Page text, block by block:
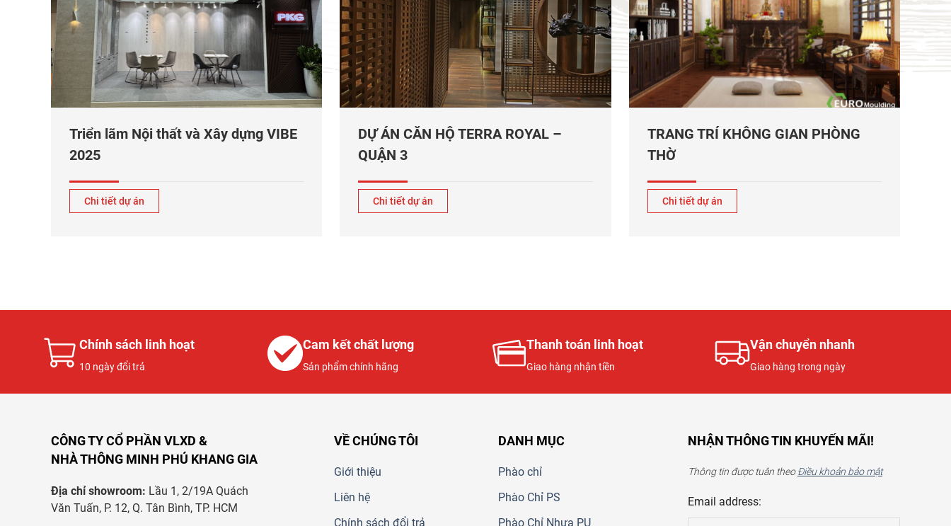
Triển lãm Nội thất và Xây dựng VIBE
2025
Chi tiết dự án
DỰ ÁN CĂN HỘ TERRA ROYAL –
QUẬN 3
Chi tiết dự án
TRANG TRÍ KHÔNG GIAN PHÒNG
THỜ
Chi tiết dự án
Chính sách linh hoạt
10 ngày đổi trả
Cam kết chất lượng
Sản phẩm chính hãng
Thanh toán linh hoạt
Giao hàng nhận tiền
Vận chuyển nhanh
Giao hàng trong ngày
CÔNG TY CỔ PHẦN VLXD &
NHÀ THÔNG MINH PHÚ KHANG GIA
Địa chỉ showroom: Lầu 1, 2/19A Quách
Văn Tuấn, P. 12, Q. Tân Bình, TP. HCM
VỀ CHÚNG TÔI
Giới thiệu
Liên hệ
Chính sách đổi trả
DANH MỤC
Phào chỉ
Phào Chỉ PS
Phào Chỉ Nhựa PU
NHẬN THÔNG TIN KHUYẾN MÃI!
Thông tin được tuân theoĐiều khoản bảo mật
Email address: